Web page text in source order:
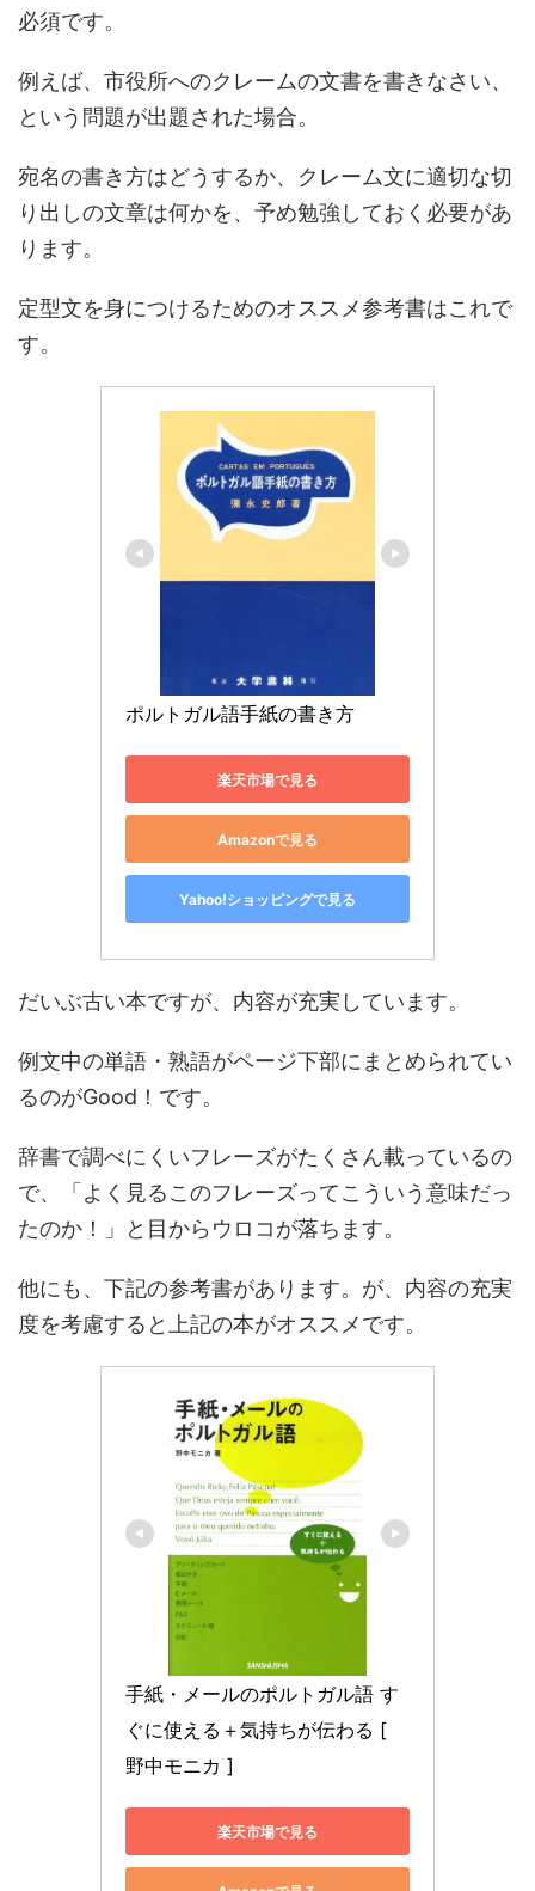
必須です。
例えば、市役所へのクレームの文書を書きなさい、
という問題が出題された場合。
宛名の書き方はどうするか、クレーム文に適切な切
り出しの文章は何かを、予め勉強しておく必要があ
ります。
定型文を身につけるためのオススメ参考書はこれで
す。
ポルトガル語手紙の書き方
楽天市場で見る
Amazonで見る
Yahoo!ショッピングで見る
だいぶ古い本ですが、内容が充実しています。
例文中の単語・熟語がページ下部にまとめられてい
るのがGood！です。
辞書で調べにくいフレーズがたくさん載っているの
で、「よく見るこのフレーズってこういう意味だっ
たのか！」と目からウロコが落ちます。
他にも、下記の参考書があります。が、内容の充実
度を考慮すると上記の本がオススメです。
手紙・メールのポルトガル語 す
ぐに使える＋気持ちが伝わる [
野中モニカ ]
楽天市場で見る